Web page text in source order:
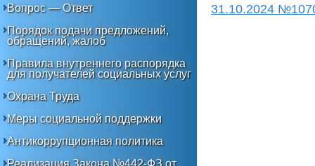
31.10.2024
Вопрос — Ответ
Порядок подачи предложений,
обращений, жалоб
Правила внутреннего распорядка
для получателей социальных услуг
Охрана Труда
Меры социальной поддержки
Антикоррупционная политика
Реализация Закона №442-ФЗ от